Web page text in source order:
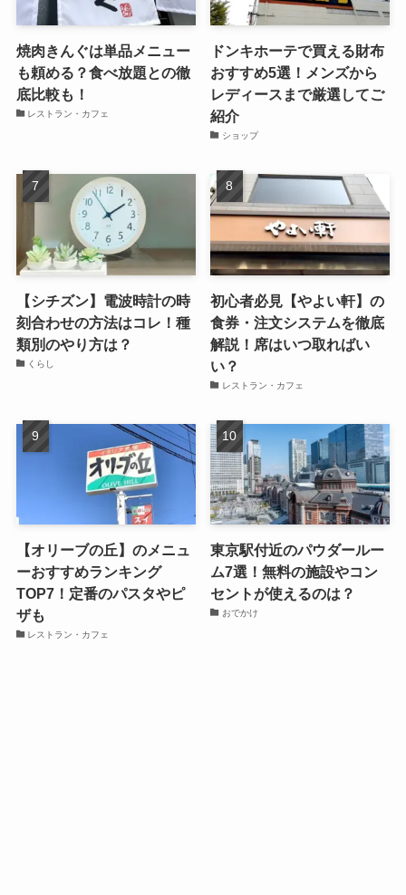
焼肉きんぐは単品メニュー
も頼める？食べ放題との徹
底比較も！
レストラン・カフェ
ドンキホーテで買える財布
おすすめ5選！メンズから
レディースまで厳選してご
紹介
ショップ
【シチズン】電波時計の時
刻合わせの方法はコレ！種
類別のやり方は？
くらし
初心者必見【やよい軒】の
食券・注文システムを徹底
解説！席はいつ取ればい
い？
レストラン・カフェ
【オリーブの丘】のメニュ
ーおすすめランキング
TOP7！定番のパスタやピ
ザも
レストラン・カフェ
東京駅付近のパウダールー
ム7選！無料の施設やコン
セントが使えるのは？
おでかけ